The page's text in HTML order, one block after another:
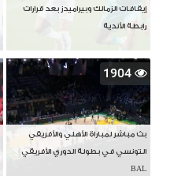
إيقافات الزمالك وبيراميدز بعد قرارات
رابطة الأندية
1904
بث مباشر لمباراة الأهلي والأفريقي
التونسي في بطولة الدوري الأفريقي
BAL